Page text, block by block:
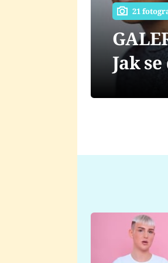
21
Jak